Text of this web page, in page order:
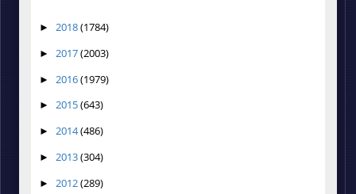
► 2018(1784)
► 2017(2003)
► 2016(1979)
► 2015(643)
► 2014(486)
► 2013(304)
► 2012(289)